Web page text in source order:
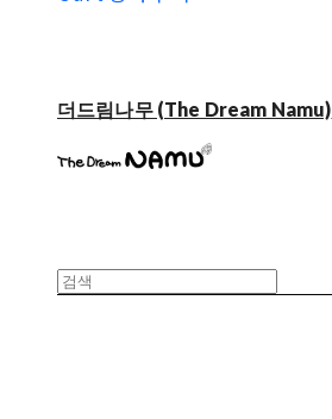
더드림나무 (The Dream Namu)